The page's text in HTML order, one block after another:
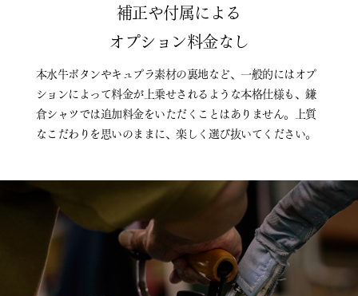
補正や付属による
オプション料金なし
本水牛ボタンやキュプラ素材の裏地など、一般的にはオプ
ションによって料金が上乗せされるような本格仕様も、鎌
倉シャツでは追加料金をいただくことはありません。上質
なこだわりを思いのままに、楽しく選び抜いてください。